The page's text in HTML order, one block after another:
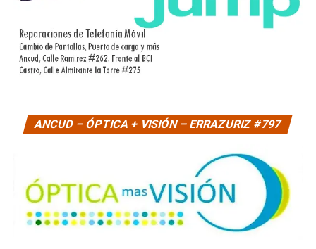
ANCUD – ÓPTICA + VISIÓN – ERRAZURIZ #797